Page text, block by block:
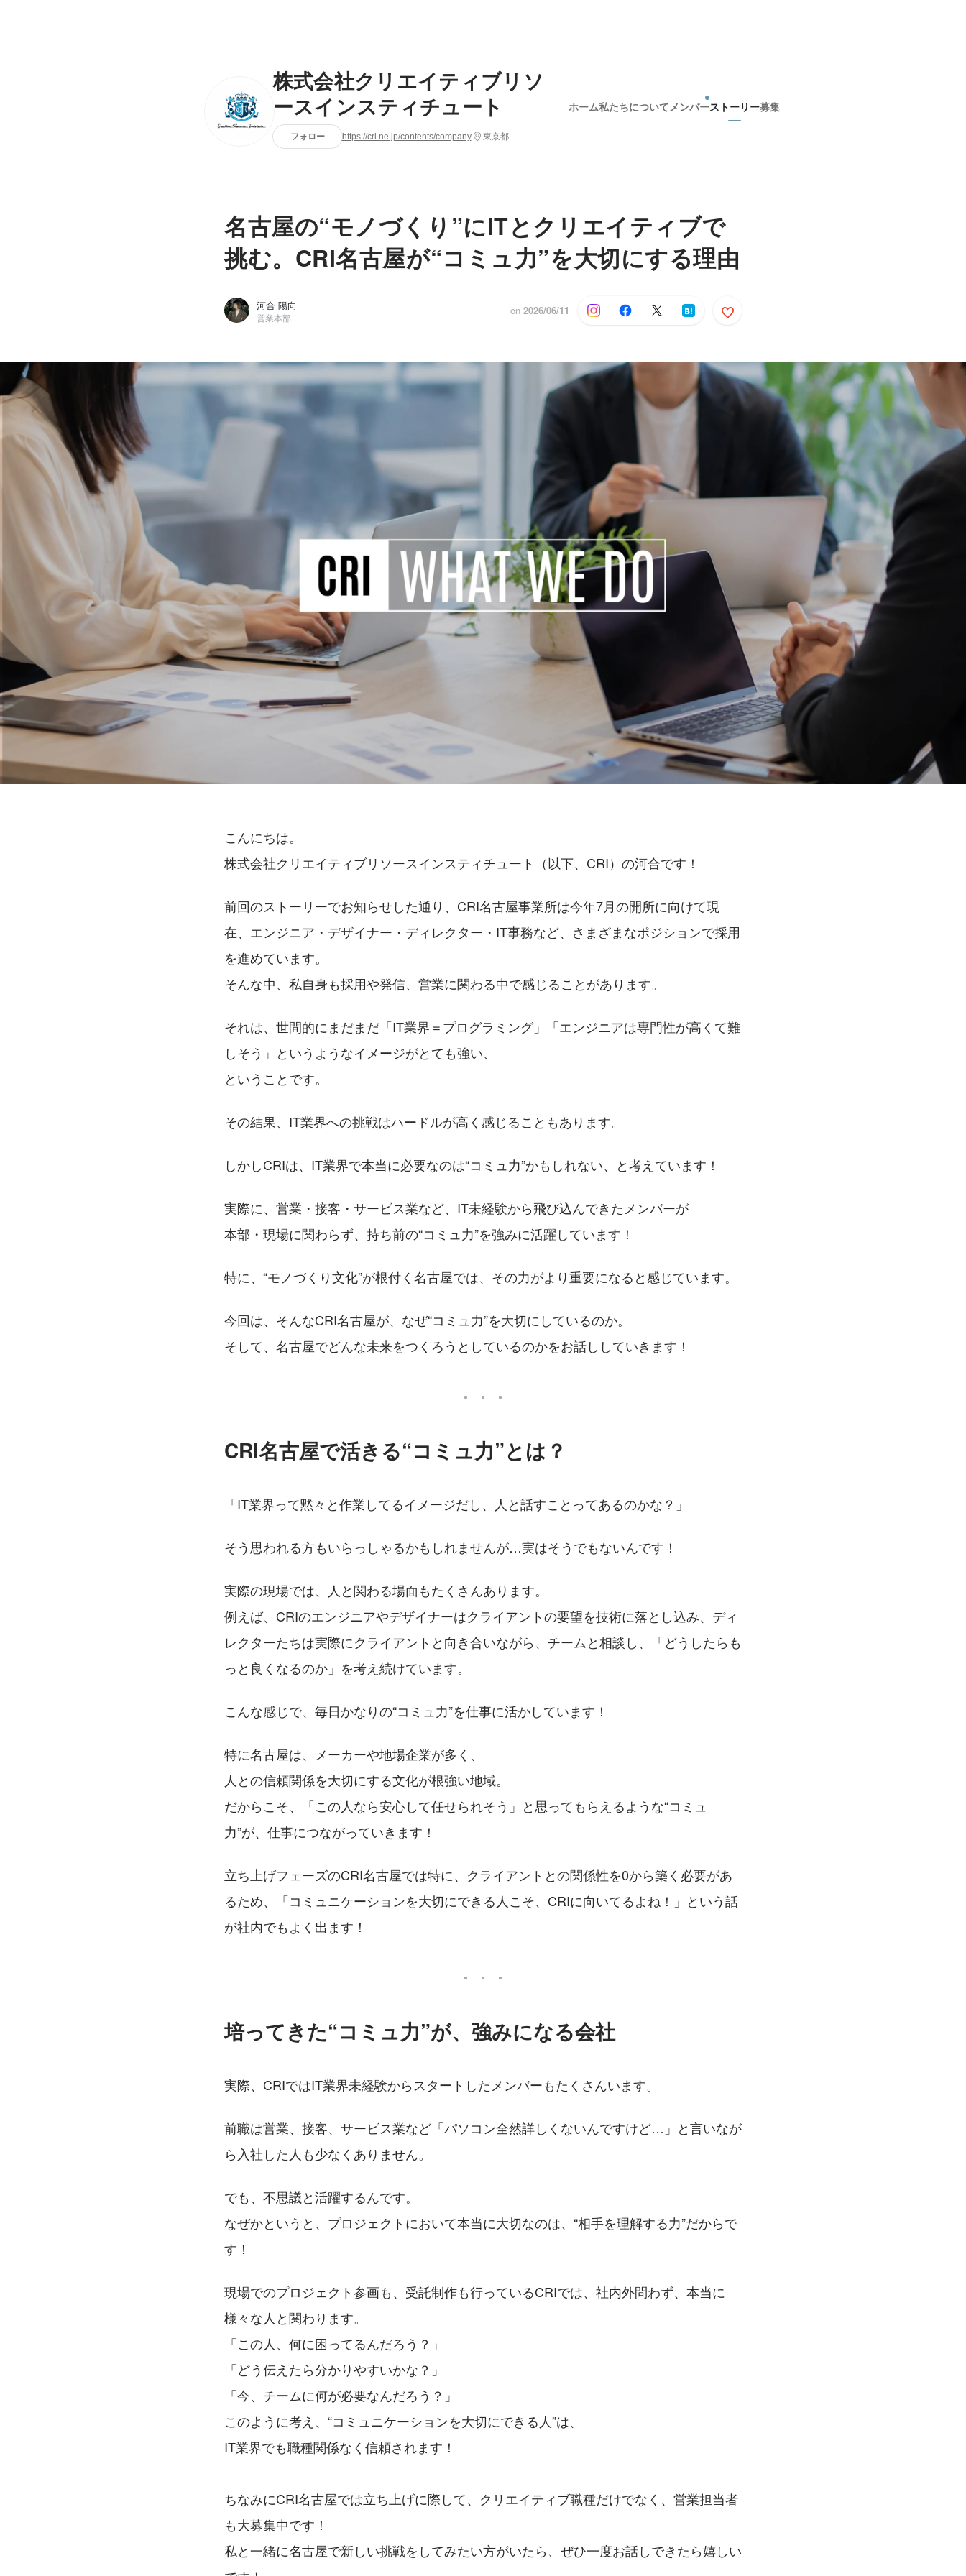
株式会社クリエイティブリソ
ースインスティチュート
フォロー https://cri.ne.jp/contents/company 東京都
ホーム私たちについて メンバーストーリー募集
名古屋の“モノづくり”にITとクリエイティブで
挑む。CRI名古屋が“コミュ力”を大切にする理由
河合 陽向
営業本部
on 2026/06/11
こんにちは。
株式会社クリエイティブリソースインスティチュート（以下、CRI）の河合です！
前回のストーリーでお知らせした通り、CRI名古屋事業所は今年7月の開所に向けて現
在、エンジニア・デザイナー・ディレクター・IT事務など、さまざまなポジションで採用
を進めています。
そんな中、私自身も採用や発信、営業に関わる中で感じることがあります。
それは、世間的にまだまだ「IT業界＝プログラミング」「エンジニアは専門性が高くて難
しそう」というようなイメージがとても強い、
ということです。
その結果、IT業界への挑戦はハードルが高く感じることもあります。
しかしCRIは、IT業界で本当に必要なのは“コミュ力”かもしれない、と考えています！
実際に、営業・接客・サービス業など、IT未経験から飛び込んできたメンバーが
本部・現場に関わらず、持ち前の“コミュ力”を強みに活躍しています！
特に、“モノづくり文化”が根付く名古屋では、その力がより重要になると感じています。
今回は、そんなCRI名古屋が、なぜ“コミュ力”を大切にしているのか。
そして、名古屋でどんな未来をつくろうとしているのかをお話ししていきます！
CRI名古屋で活きる“コミュ力”とは？
「IT業界って黙々と作業してるイメージだし、人と話すことってあるのかな？」
そう思われる方もいらっしゃるかもしれませんが…実はそうでもないんです！
実際の現場では、人と関わる場面もたくさんあります。
例えば、CRIのエンジニアやデザイナーはクライアントの要望を技術に落とし込み、ディ
レクターたちは実際にクライアントと向き合いながら、チームと相談し、「どうしたらも
っと良くなるのか」を考え続けています。
こんな感じで、毎日かなりの“コミュ力”を仕事に活かしています！
特に名古屋は、メーカーや地場企業が多く、
人との信頼関係を大切にする文化が根強い地域。
だからこそ、「この人なら安心して任せられそう」と思ってもらえるような“コミュ
力”が、仕事につながっていきます！
立ち上げフェーズのCRI名古屋では特に、クライアントとの関係性を0から築く必要があ
るため、「コミュニケーションを大切にできる人こそ、CRIに向いてるよね！」という話
が社内でもよく出ます！
培ってきた“コミュ力”が、強みになる会社
実際、CRIではIT業界未経験からスタートしたメンバーもたくさんいます。
前職は営業、接客、サービス業など「パソコン全然詳しくないんですけど…」と言いなが
ら入社した人も少なくありません。
でも、不思議と活躍するんです。
なぜかというと、プロジェクトにおいて本当に大切なのは、“相手を理解する力”だからで
す！
現場でのプロジェクト参画も、受託制作も行っているCRIでは、社内外問わず、本当に
様々な人と関わります。
「この人、何に困ってるんだろう？」
「どう伝えたら分かりやすいかな？」
「今、チームに何が必要なんだろう？」
このように考え、“コミュニケーションを大切にできる人”は、
IT業界でも職種関係なく信頼されます！
ちなみにCRI名古屋では立ち上げに際して、クリエイティブ職種だけでなく、営業担当者
も大募集中です！
私と一緒に名古屋で新しい挑戦をしてみたい方がいたら、ぜひ一度お話しできたら嬉しい
河合 陽向